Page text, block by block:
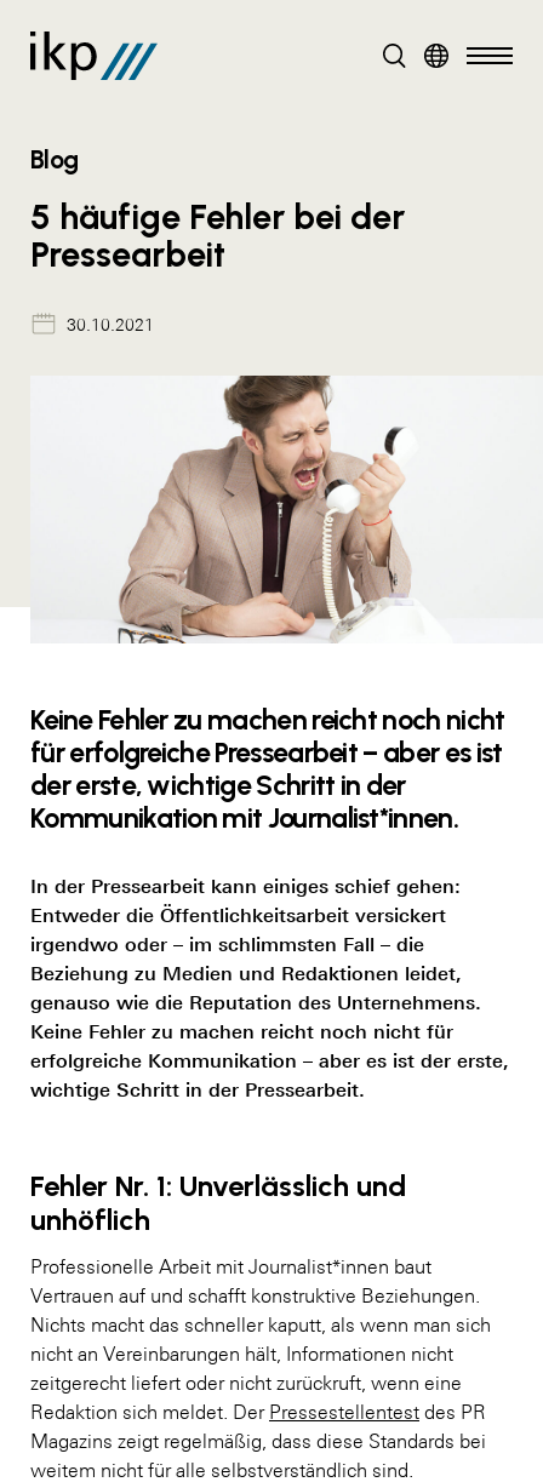
DE
Blog
5 häufige Fehler bei der
Pressearbeit
30.10.2021
Keine Fehler zu machen reicht noch nicht
für erfolgreiche Pressearbeit – aber es ist
der erste, wichtige Schritt in der
Kommunikation mit Journalist*innen.
In der Pressearbeit kann einiges schief gehen:
Entweder die Öffentlichkeitsarbeit versickert
irgendwo oder – im schlimmsten Fall – die
Beziehung zu Medien und Redaktionen leidet,
genauso wie die Reputation des Unternehmens.
Keine Fehler zu machen reicht noch nicht für
erfolgreiche Kommunikation – aber es ist der erste,
wichtige Schritt in der Pressearbeit.
Fehler Nr. 1: Unverlässlich und
unhöflich
Professionelle Arbeit mit Journalist*innen baut
Vertrauen auf und schafft konstruktive Beziehungen.
Nichts macht das schneller kaputt, als wenn man sich
nicht an Vereinbarungen hält, Informationen nicht
zeitgerecht liefert oder nicht zurückruft, wenn eine
Redaktion sich meldet. Der Pressestellentest des PR
Magazins zeigt regelmäßig, dass diese Standards bei
weitem nicht für alle selbstverständlich sind.